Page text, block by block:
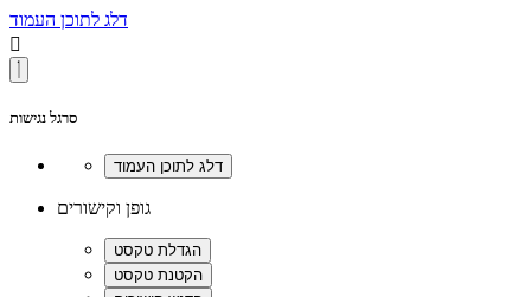
דלג לתוכן העמוד

סרגל נגישות
גופן וקישורים